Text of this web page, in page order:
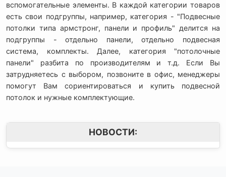
вспомогательные элементы. В каждой категории товаров
есть свои подгруппы, например, категория - "Подвесные
потолки типа армстронг, панели и профиль" делится на
подгруппы - отдельно панели, отдельно подвесная
система, комплекты. Далее, категория "потолочные
панели" разбита по производителям и т.д. Если Вы
затрудняетесь с выбором, позвоните в офис, менеджеры
помогут Вам сориентироваться и купить подвесной
потолок и нужные комплектующие.
НОВОСТИ: